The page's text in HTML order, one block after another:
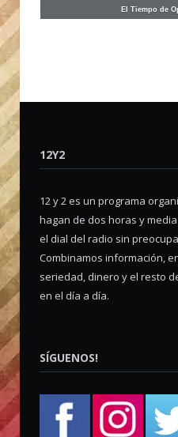
El Tiempo de
12Y2
12 y 2 es un programa
hagan de dos horas y
el dial del radio sin
Combinamos información,
seriedad, dinero y el resto
en el día a día.
SÍGUENOS!